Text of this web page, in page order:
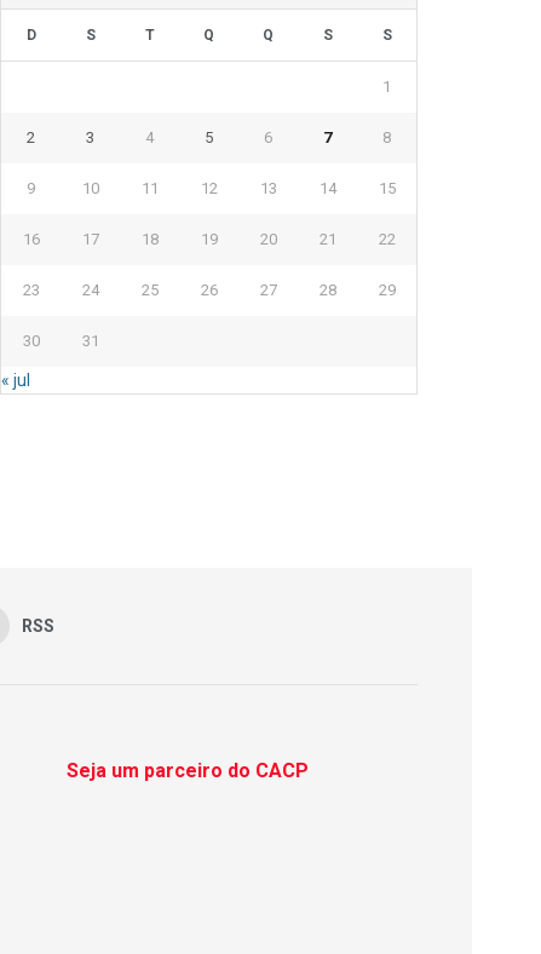
D S T Q Q S S
1
2 3 4 5 6 7 8
9 10 11 12 13 14 15
16 17 18 19 20 21 22
23 24 25 26 27 28 29
30 31
« jul
RSS
Seja um parceiro do CACP